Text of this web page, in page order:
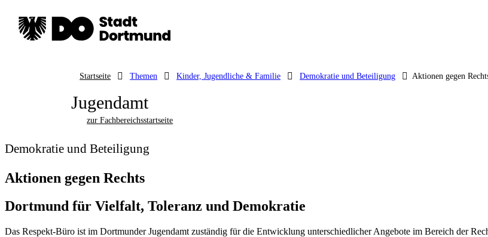
Startseite Themen Kinder, Jugendliche & Familie Demokratie und Beteiligung Aktionen gegen
Jugendamt
zur Fachbereichsstartseite
Demokratie und Beteiligung
Aktionen gegen Rechts
Dortmund für Vielfalt, Toleranz und Demokratie
Das Respekt-Büro ist im Dortmunder Jugendamt zuständig für die Entwicklung unterschiedlicher Angebote im Bereich der